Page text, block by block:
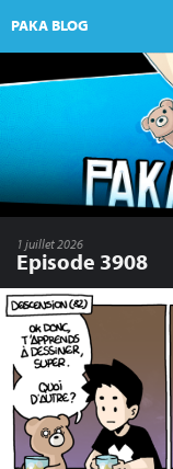
PAKA BLOG
1 juillet 2026
Episode 3908